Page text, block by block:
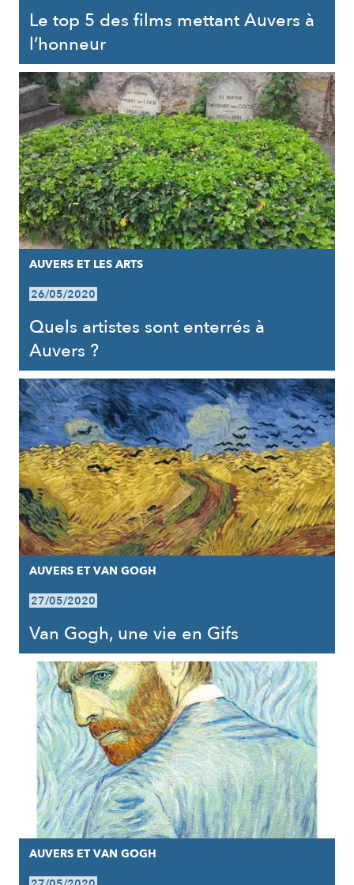
Le top 5 des films mettant Auvers à
l’honneur
AUVERS ET LES ARTS
26/05/2020
Quels artistes sont enterrés à
Auvers ?
AUVERS ET VAN GOGH
27/05/2020
Van Gogh, une vie en Gifs
AUVERS ET VAN GOGH